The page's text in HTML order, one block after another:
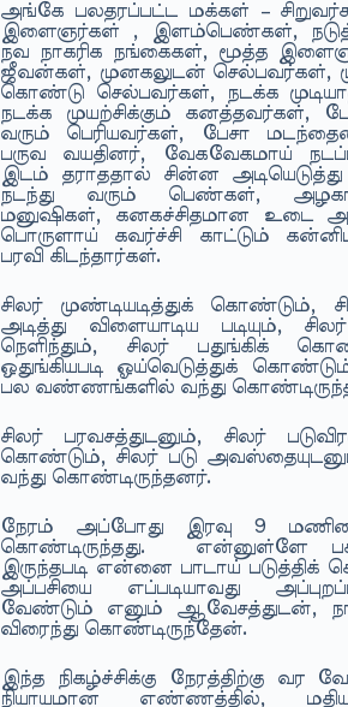
அங்கே பலதரப்பட்ட மக்கள் –
இளைஞர்கள் , இளம்பெண்கள்,
நவ நாகரிக நங்கைகள், மூத்த
ஜீவன்கள், முனகலுடன் செல்பவர்கள்,
கொண்டு செல்பவர்கள், நடக்க
நடக்க முயற்சிக்கும் கனத்தவர்கள்,
வரும் பெரியவர்கள், பேசா
பருவ வயதினர், வேகவேகமாய்
இடம் தராததால் சின்ன
நடந்து வரும் பெண்கள்,
மனுஷிகள், கனகச்சிதமான உடை
பொருளாய் கவர்ச்சி காட்டும்
பரவி கிடந்தார்கள்.
சிலர் முண்டியடித்துக் கொண்டும்,
அடித்து விளையாடிய படியும்,
நெளிந்தும், சிலர் பதுங்கிக்
ஒதுங்கியபடி ஓய்வெடுத்துக்
பல வண்ணங்களில் வந்து
சிலர் பரவசத்துடனும், சிலர்
கொண்டும், சிலர் படு
வந்து கொண்டிருந்தனர்.
நேரம் அப்போது இரவு 9 மணியை
கொண்டிருந்தது. என்னுள்ளே
இருந்தபடி என்னை பாடாய் படுத்திக்
அப்பசியை எப்படியாவது
வேண்டும் எனும் ஆவேசத்துடன்,
விரைந்து கொண்டிருந்தேன்.
இந்த நிகழ்ச்சிக்கு நேரத்திற்கு வர
நியாயமான எண்ணத்தில்,